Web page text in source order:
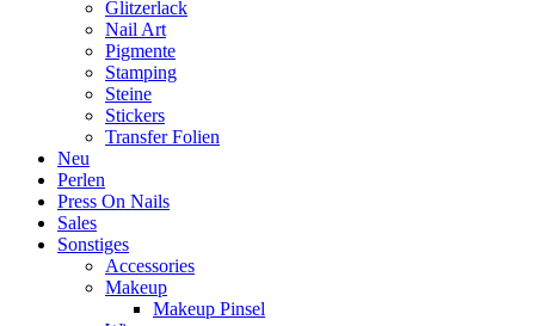
Glitzerlack
Nail Art
Pigmente
Stamping
Steine
Stickers
Transfer Folien
Neu
Perlen
Press On Nails
Sales
Sonstiges
Accessories
Makeup
Makeup Pinsel